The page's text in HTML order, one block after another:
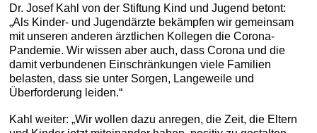
Dr. Josef Kahl von der Stiftung Kind und Jugend betont:
„Als Kinder- und Jugendärzte bekämpfen wir gemeinsam
mit unseren anderen ärztlichen Kollegen die Corona-
Pandemie. Wir wissen aber auch, dass Corona und die
damit verbundenen Einschränkungen viele Familien
belasten, dass sie unter Sorgen, Langeweile und
Überforderung leiden.“
Kahl weiter: „Wir wollen dazu anregen, die Zeit, die Eltern